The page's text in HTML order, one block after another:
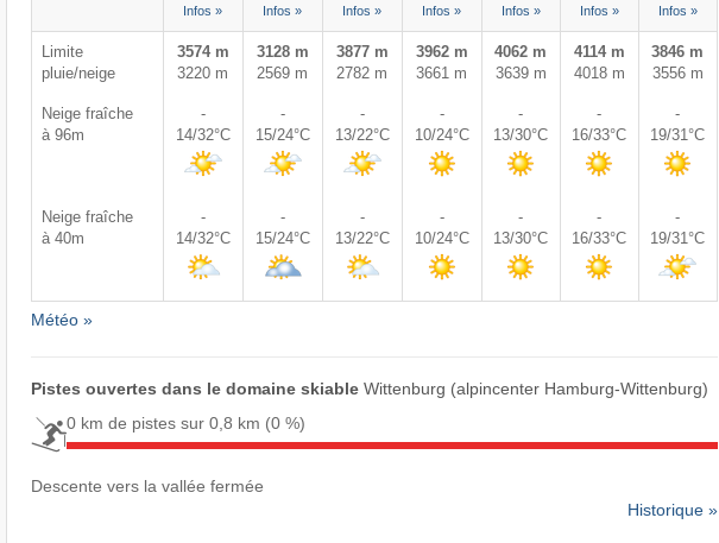
Infos » Infos » Infos » Infos » Infos » Infos » Infos »
Limite
pluie/neige
3574 m
3220 m
3128 m
2569 m
3877 m
2782 m
3962 m
3661 m
4062 m
3639 m
4114 m
4018 m
3846 m
3556 m
Neige fraîche
à 96m
-
14/32°C
-
15/24°C
-
13/22°C
-
10/24°C
-
13/30°C
-
16/33°C
-
19/31°C
Neige fraîche
à 40m
-
14/32°C
-
15/24°C
-
13/22°C
-
10/24°C
-
13/30°C
-
16/33°C
-
19/31°C
Météo »
Pistes ouvertes dans le domaine skiable Wittenburg (alpincenter Hamburg-Wittenburg)
0 km de pistes sur 0,8 km (0 %)
Descente vers la vallée fermée
Historique »